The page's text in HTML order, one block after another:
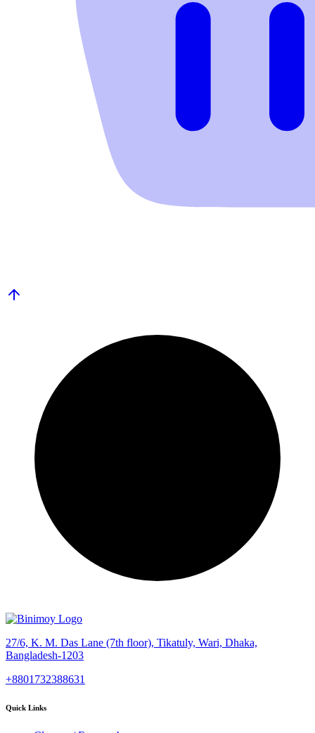
27/6, K. M. Das Lane (7th floor), Tikatuly, Wari, Dhaka,
Bangladesh-1203
+8801732388631
Quick Links